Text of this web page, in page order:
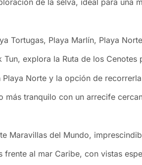
de la selva, ideal para una
Tortugas, Playa Marlín, Playa
explora la Ruta de los Cenotes
Norte y la opción de
más tranquilo con un arrecife
Maravillas del Mundo,
frente al mar Caribe, con vistas